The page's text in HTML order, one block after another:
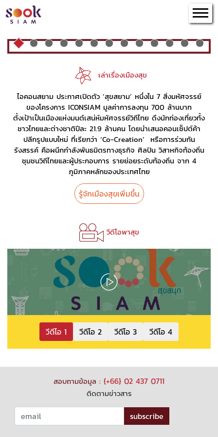
เล่าเรื่องเมืองสุข
สุขสยามหรรษา
เล่าสุขกันฟัง
เรื่องเราอยากเล่า
เล่าเรื่องเมืองสุข
ไอคอนสยาม ประกาศเปิดตัว ‘สุขสยาม’ หนึ่งใน 7 สิ่งมหัศจรรย์
ของโครงการ ICONSIAM มูลค่าการลงทุน 700 ล้านบาท
ตั้งเป้าเป็นเมืองแห่งมนต์เสน่ห์มหัศจรรย์วิถีไทย ดึงนักท่องเที่ยวทั้ง
ชาวไทยและต่างชาติปีละ 21.9 ล้านคน โดยนำเสนอคอนเซ็ปต์ค้า
ปลีกรูปแบบใหม่ ที่เรียกว่า ‘Co-Creation’ หรือการร่วมกัน
รังสรรค์ คือผนึกกำลังพันธมิตรทางธุรกิจ ศิลปิน วิสาหกิจท้องถิ่น
ชุมชนวิถีไทยและผู้ประกอบการ รายย่อยระดับท้องถิ่น จาก 4
ภูมิภาคหลักของประเทศไทย
รู้จักเมืองสุขเพิ่มขึ้น
วีดีโอพาสุข
วีดีโอ 1 วีดีโอ 2 วีดีโอ 3 วีดีโอ 4
สอบถามข้อมูล : {+66} 02 437 0711
ติดตามข่าวสาร
subscribe